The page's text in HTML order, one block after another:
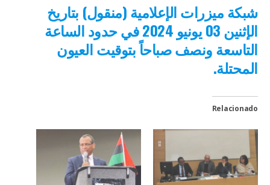
شبكة ميزرات الإعلامية (منقول) بتاريخ
الإثنين 03 يونيو 2024 في حدود الساعة
التاسعة ونصف صباحاً بتوقيت العيون
المحتلة.
Relacionado